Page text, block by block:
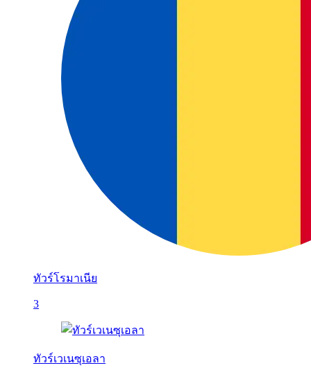
ทัวร์โรมาเนีย
3
ทัวร์เวเนซุเอลา